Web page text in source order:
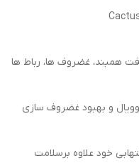
همبند، غضروف ها، رباط ها
و بهبود غضروف سازی
خود علاوه برسلامت